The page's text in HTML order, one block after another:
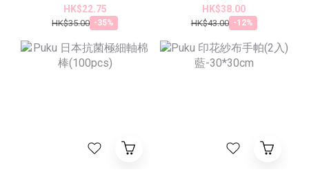
HK$22.75
HK$35.00 -35%
HK$38.00
HK$43.00 -12%